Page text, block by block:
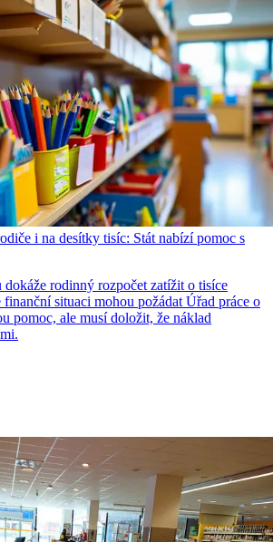
i na desítky tisíc: Stát nabízí pomoc s
rodinný rozpočet zatížit o tisíce
situaci mohou požádat Úřad práce o
pomoc, ale musí doložit, že náklad